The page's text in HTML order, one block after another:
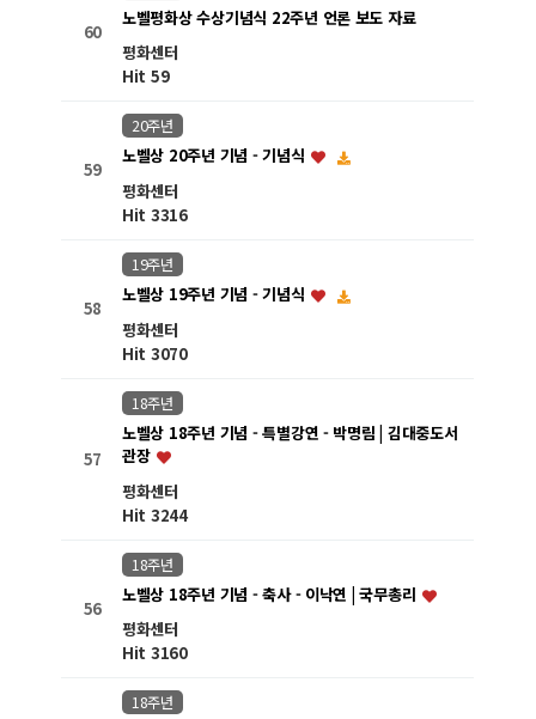
60
노벨평화상 수상기념식 22주년 언론 보도 자료
평화센터
Hit 59
59
20주년
노벨상 20주년 기념 - 기념식
평화센터
Hit 3316
58
19주년
노벨상 19주년 기념 - 기념식
평화센터
Hit 3070
57
18주년
노벨상 18주년 기념 - 특별강연 - 박명림 | 김대중도서
관장
평화센터
Hit 3244
56
18주년
노벨상 18주년 기념 - 축사 - 이낙연 | 국무총리
평화센터
Hit 3160
18주년